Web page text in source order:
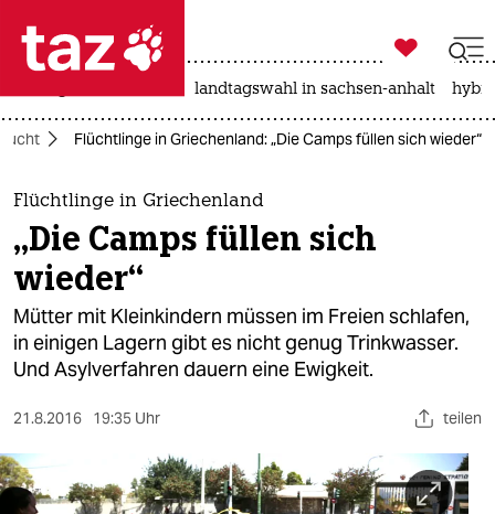
 taz zahl ich
taz zahl ich
themen
politik
öko
gesellschaft
sport
berlin

taz zahl ich
landtagswahl in sachsen-anhalt
Flüchtlinge in Griechenland: „Die Camps füllen sich wieder“
Flüchtlinge in Griechenland
„Die Camps füllen sich
wieder“
Mütter mit Kleinkindern müssen im Freien schlafen,
in einigen Lagern gibt es nicht genug Trinkwasser.
Und Asylverfahren dauern eine Ewigkeit.
21.8.2016 19:35 Uhr teilen